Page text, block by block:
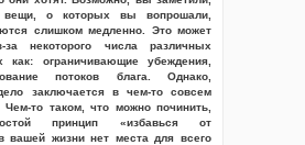
вещи, о которых вы вопрошали,
слишком медленно. Это может
за некоторого числа различных
как: ограничивающие убеждения,
потоков блага. Однако,
заключается в чем-то совсем
Чем-то таком, что можно починить,
принцип «избавься от
вашей жизни нет места для всего